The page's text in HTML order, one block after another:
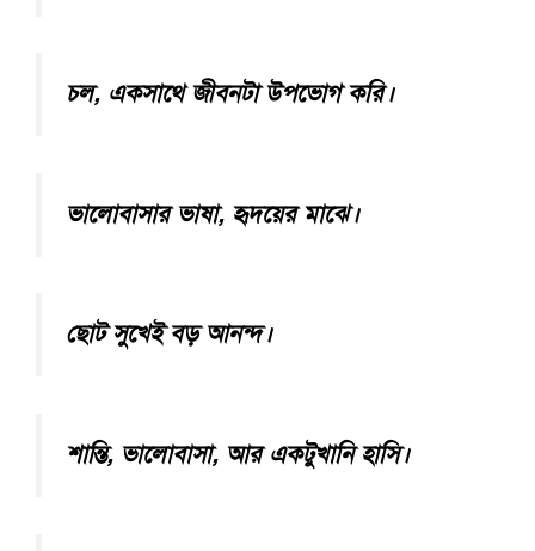
চল, একসাথে জীবনটা উপভোগ করি।
ভালোবাসার ভাষা, হৃদয়ের মাঝে।
ছোট সুখেই বড় আনন্দ।
শান্তি, ভালোবাসা, আর একটুখানি হাসি।